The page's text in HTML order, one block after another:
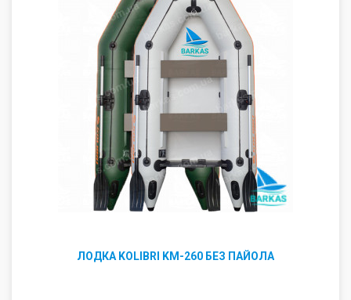
ЛОДКА KOLIBRI KM-260 БЕЗ ПАЙОЛА